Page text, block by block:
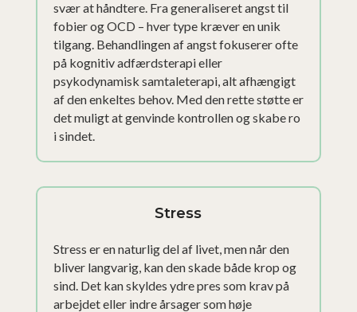
svær at håndtere. Fra generaliseret angst til
fobier og OCD – hver type kræver en unik
tilgang. Behandlingen af angst fokuserer ofte
på kognitiv adfærdsterapi eller
psykodynamisk samtaleterapi, alt afhængigt
af den enkeltes behov. Med den rette støtte er
det muligt at genvinde kontrollen og skabe ro
i sindet.
Stress
Stress er en naturlig del af livet, men når den
bliver langvarig, kan den skade både krop og
sind. Det kan skyldes ydre pres som krav på
arbejdet eller indre årsager som høje